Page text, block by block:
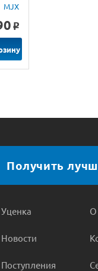
MJX
o
Получить
Уценка
Новости
Поступления
О